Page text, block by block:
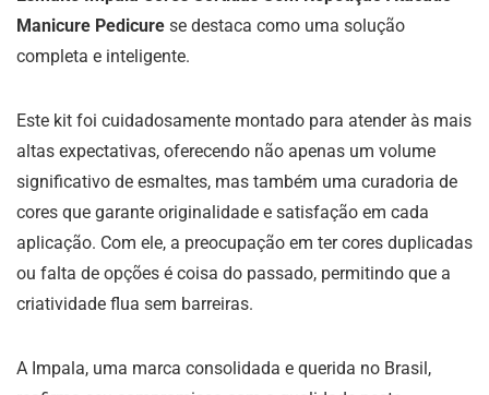
Manicure Pedicure se destaca como uma solução
completa e inteligente.
Este kit foi cuidadosamente montado para atender às mais
altas expectativas, oferecendo não apenas um volume
significativo de esmaltes, mas também uma curadoria de
cores que garante originalidade e satisfação em cada
aplicação. Com ele, a preocupação em ter cores duplicadas
ou falta de opções é coisa do passado, permitindo que a
criatividade flua sem barreiras.
A Impala, uma marca consolidada e querida no Brasil,